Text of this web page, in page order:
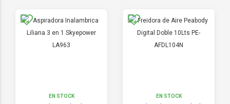
EN STOCK EN STOCK